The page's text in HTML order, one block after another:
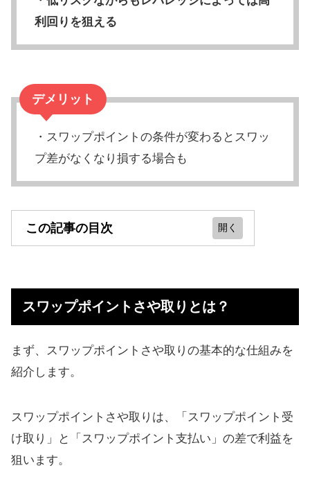
利回りを狙える
デメリット
・スワップポイントの条件が変わるとスワッ
プ差がなくなり損する場合も
この記事の目次
トラージ】
メキシコペソ円のサヤどりでおすす
めのFX会社
年利、利回り計算
スワップポイントさや取りのやり方
【まとめ】MXN/JPYでスワップポイ
スワップポイントさや取りとは？
まず、スワップポイントさや取りの基本的な仕組みを
紹介します。
スワップポイントさや取りは、「スワップポイント受
け取り」と「スワップポイント支払い」の差で利益を
狙います。